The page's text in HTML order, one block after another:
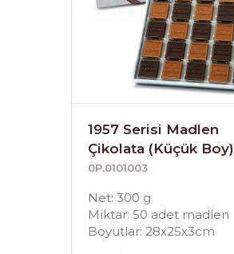
1957 Serisi Madlen
Çikolata (Küçük Boy)
0P.0101003
Net: 300 g
Miktar: 50 adet madlen
Boyutlar: 28x25x3cm